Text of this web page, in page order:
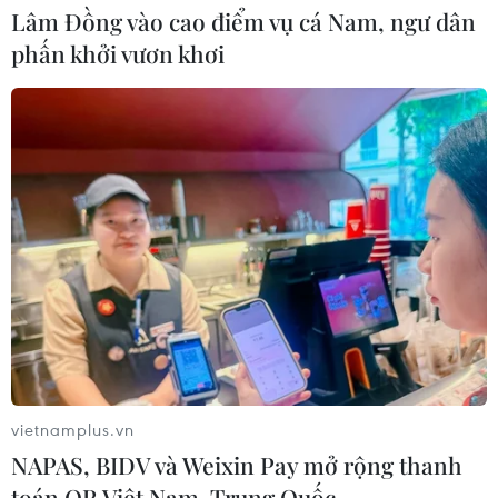
CƠ QUAN CHỦ QUẢN: THÔNG TẤN XÃ VIỆT NAM
Tổng Biên tập: TRẦN TIẾN DUẨN
Phó Tổng Biên tập: NGUYỄN THỊ TÁM, KHÚC THANH
THỦY
Sở hữu trí tuệ
Quy định sử dụng
RSS
Hỗ trợ
Ngôn ngữ
TTXVN
Dịch vụ tin
Liên hệ
Lâm Đồng vào cao điểm vụ cá Nam, ngư dân
phấn khởi vươn khơi
vietnamplus.vn
NAPAS, BIDV và Weixin Pay mở rộng thanh